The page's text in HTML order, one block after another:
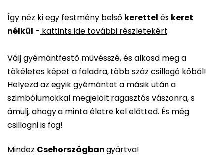
Így néz ki egy festmény belső kerettel és keret
nélkül - kattints ide további részletekért
Válj gyémántfestő művésszé, és alkosd meg a
tökéletes képet a faladra, több száz csillogó kőből!
Helyezd az egyik gyémántot a másik után a
szimbólumokkal megjelölt ragasztós vászonra, s
ámulj, ahogy a minta életre kel előtted. És még
csillogni is fog!
Mindez Csehországbangyártva!
átlagos
értékelése
ből
0,0
csillag.